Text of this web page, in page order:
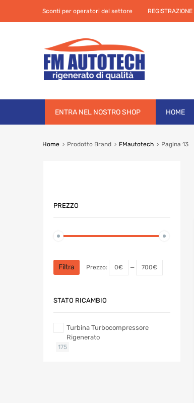
Sconti per operatori del settore REGISTRAZIONE
content
ENTRA NEL NOSTRO SHOP HOME
Home Prodotto Brand FMautotech Pagina 13
PREZZO
Min
Max
Filtra Prezzo: 0€ — 700€
STATO RICAMBIO
Turbina Turbocompressore
Rigenerato
175